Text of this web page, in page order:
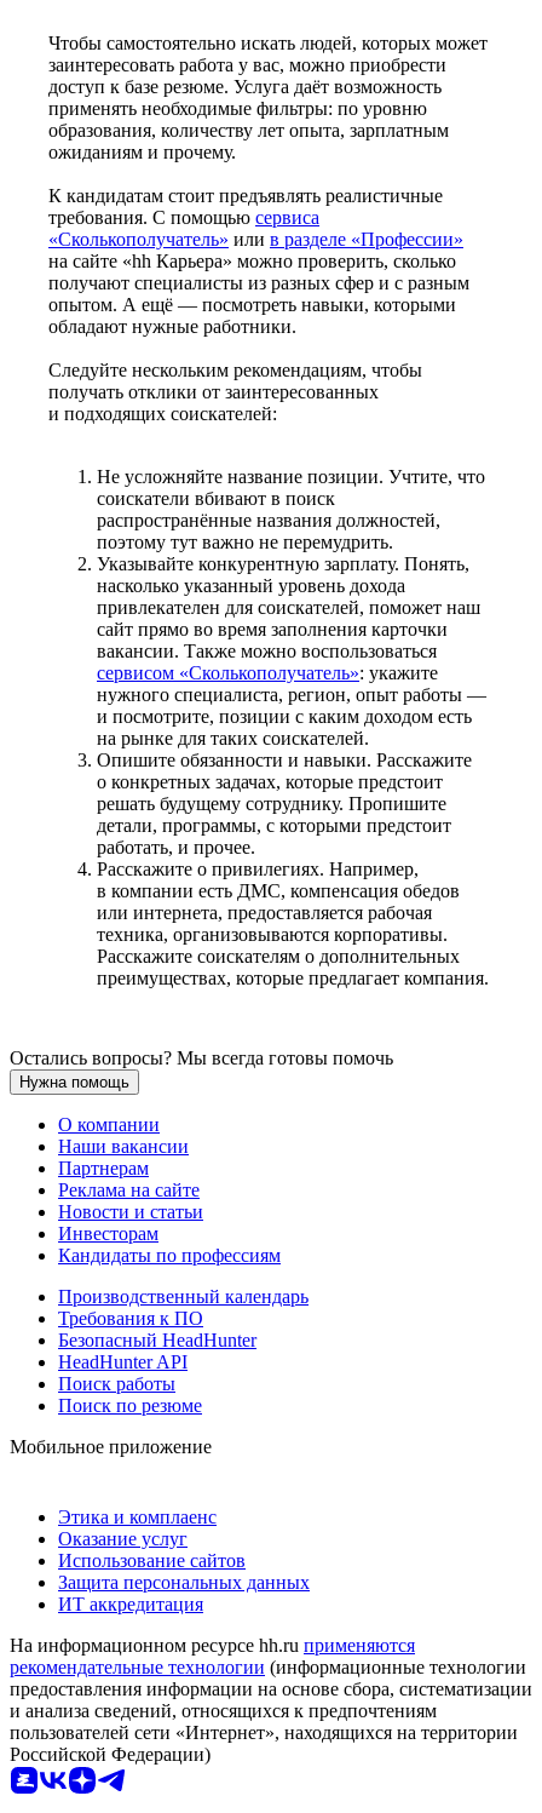
Чтобы самостоятельно искать людей, которых может
заинтересовать работа у вас, можно приобрести
доступ к базе резюме. Услуга даёт возможность
применять необходимые фильтры: по уровню
образования, количеству лет опыта, зарплатным
ожиданиям и прочему.
К кандидатам стоит предъявлять реалистичные
требования. С помощью сервиса
«Сколькополучатель» или в разделе «Профессии»
на сайте «hh Карьера» можно проверить, сколько
получают специалисты из разных сфер и с разным
опытом. А ещё — посмотреть навыки, которыми
обладают нужные работники.
Следуйте нескольким рекомендациям, чтобы
получать отклики от заинтересованных
и подходящих соискателей:
Не усложняйте название позиции. Учтите, что
соискатели вбивают в поиск
распространённые названия должностей,
поэтому тут важно не перемудрить.
Указывайте конкурентную зарплату. Понять,
насколько указанный уровень дохода
привлекателен для соискателей, поможет наш
сайт прямо во время заполнения карточки
вакансии. Также можно воспользоваться
сервисом «Сколькополучатель»: укажите
нужного специалиста, регион, опыт работы —
и посмотрите, позиции с каким доходом есть
на рынке для таких соискателей.
Опишите обязанности и навыки. Расскажите
о конкретных задачах, которые предстоит
решать будущему сотруднику. Пропишите
детали, программы, с которыми предстоит
работать, и прочее.
Расскажите о привилегиях. Например,
в компании есть ДМС, компенсация обедов
или интернета, предоставляется рабочая
техника, организовываются корпоративы.
Расскажите соискателям о дополнительных
преимуществах, которые предлагает компания.
Остались вопросы? Мы всегда готовы помочь
Нужна помощь
О компании
Наши вакансии
Партнерам
Реклама на сайте
Новости и статьи
Инвесторам
Кандидаты по профессиям
Производственный календарь
Требования к ПО
Безопасный HeadHunter
HeadHunter API
Поиск работы
Поиск по резюме
Мобильное приложение
Этика и комплаенс
Оказание услуг
Использование сайтов
Защита персональных данных
ИТ аккредитация
На информационном ресурсе hh.ru применяются
рекомендательные технологии (информационные технологии
предоставления информации на основе сбора, систематизации
и анализа сведений, относящихся к предпочтениям
пользователей сети «Интернет», находящихся на территории
Российской Федерации)